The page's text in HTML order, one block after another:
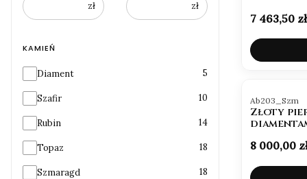
zł zł
KAMIEŃ
Kamień
Diament 5
Szafir 10
Rubin 14
Topaz 18
Szmaragd 18
Cena
7 463,50 zł
Kod produktu
Ab203_Szm
Złoty
Cena
8 000,00